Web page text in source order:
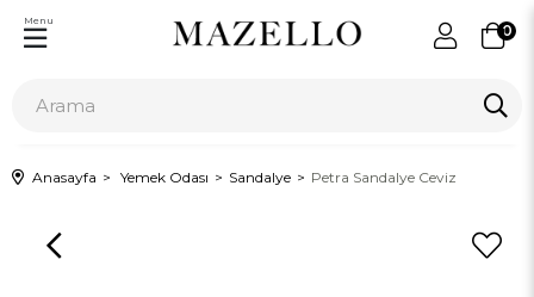
0
Menu
Anasayfa Yemek Odası Sandalye Petra Sandalye Ceviz